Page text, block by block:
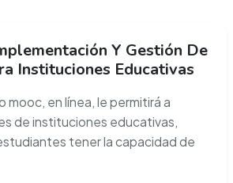
Y Gestión De
Instituciones Educativas
mooc, en línea, le permitirá a
de instituciones educativas,
tener la capacidad de